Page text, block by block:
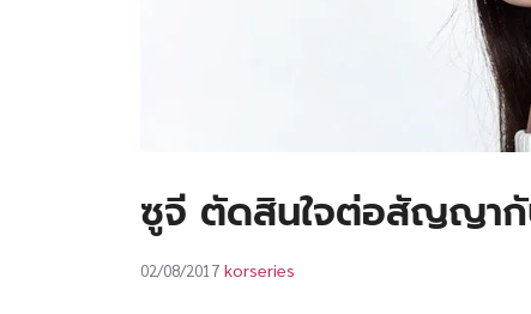
ซูจี ตัดสินใจต่อสัญญากั
02/08/2017 korseries